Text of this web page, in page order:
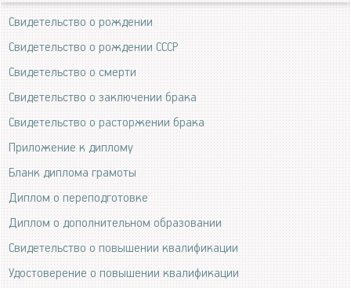
Свидетельство о рождении
Свидетельство о рождении СССР
Свидетельство о смерти
Свидетельство о заключении брака
Свидетельство о расторжении брака
Приложение к диплому
Бланк диплома грамоты
Диплом о переподготовке
Диплом о дополнительном образовании
Свидетельство о повышении квалификации
Удостоверение о повышении квалификации